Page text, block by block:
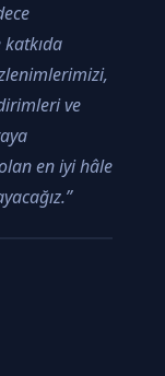
ve
en iyi hâle